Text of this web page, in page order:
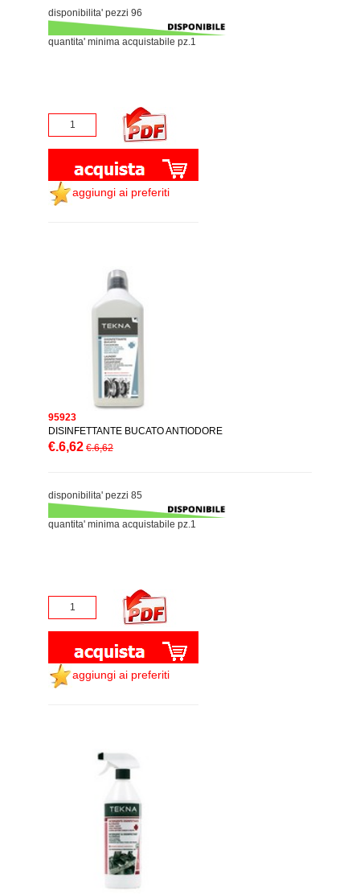
disponibilita' pezzi 96
quantita' minima acquistabile pz.1
aggiungi ai preferiti
95923
DISINFETTANTE BUCATO ANTIODORE
€.6,62 €.6,62
disponibilita' pezzi 85
quantita' minima acquistabile pz.1
aggiungi ai preferiti